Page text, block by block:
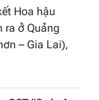
Hoa hậu
ra ở Quảng
– Gia Lai),